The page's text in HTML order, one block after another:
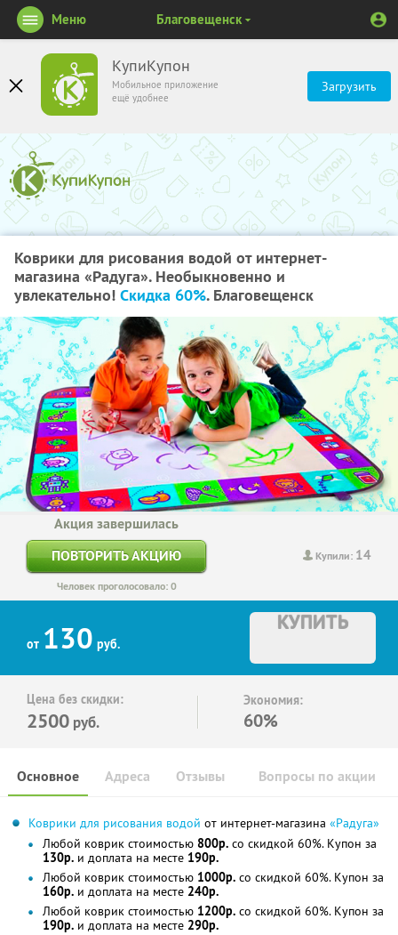
КупиКупон
Мобильное приложение
ещё удобнее
Загрузить
Меню Благовещенск
Коврики для рисования водой от интернет-
магазина «Радуга». Необыкновенно и
увлекательно! Скидка 60%. Благовещенск
Купили: 14
Акция завершилась
ПОВТОРИТЬ АКЦИЮ
Человек проголосовало: 0
от 130 руб.
КУПИТЬ
Цена без скидки:
2500 руб.
Экономия:
60%
Основное Отзывы Вопросы по акции
Адреса
Коврики для рисования водой от интернет-магазина «Радуга»
Любой коврик стоимостью 800р. со скидкой 60%. Купон за
130р. и доплата на месте 190р.
Любой коврик стоимостью 1000р. со скидкой 60%. Купон за
160р. и доплата на месте 240р.
Любой коврик стоимостью 1200р. со скидкой 60%. Купон за
190р. и доплата на месте 290р.